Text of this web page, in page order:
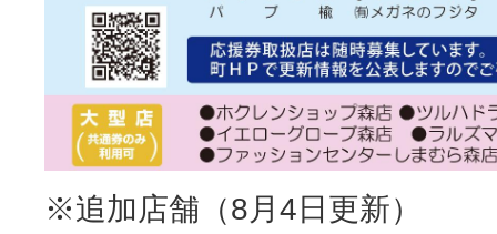
※追加店舗（8月4日更新）